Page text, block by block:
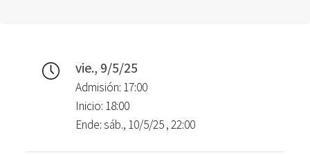
vie., 9/5/25
Admisión: 17:00
Inicio: 18:00
Ende: sáb., 10/5/25 , 22:00